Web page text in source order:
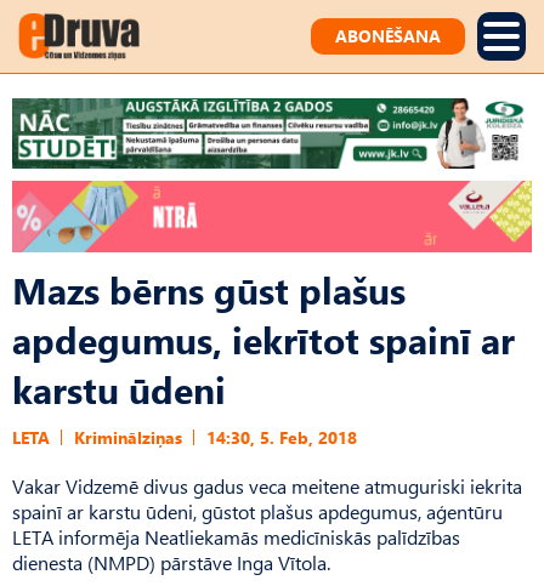
ABONĒŠANA
Mazs bērns gūst plašus
apdegumus, iekrītot spainī ar
karstu ūdeni
LETA Kriminālziņas 14:30, 5. Feb, 2018
Vakar Vidzemē divus gadus veca meitene atmuguriski iekrita
spainī ar karstu ūdeni, gūstot plašus apdegumus, aģentūru
LETA informēja Neatliekamās medicīniskās palīdzības
dienesta (NMPD) pārstāve Inga Vītola.